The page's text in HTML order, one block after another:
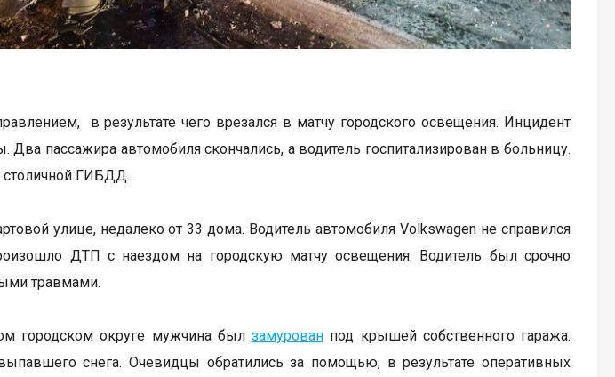
в результате чего врезался в матчу городского освещения. Инцидент
пассажира автомобиля скончались, а водитель госпитализирован в больницу.
столичной ГИБДД.
улице, недалеко от 33 дома. Водитель автомобиля Volkswagen не справился
ДТП с наездом на городскую матчу освещения. Водитель был срочно
травмами.
городском округе мужчина былзамурован под крышей собственного гаража.
снега. Очевидцы обратились за помощью, в результате оперативных